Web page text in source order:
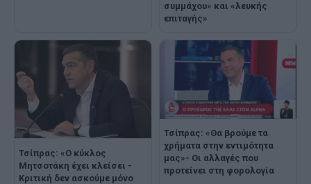
συμμάχου» και «λευκής
επιταγής»
Τσίπρας: «Ο κύκλος
Μητσοτάκη έχει κλείσει -
Κριτική δεν ασκούμε μόνο
Τσίπρας: «Θα βρούμε τα
χρήματα στην εντιμότητα
μας»- Οι αλλαγές που
προτείνει στη φορολογία